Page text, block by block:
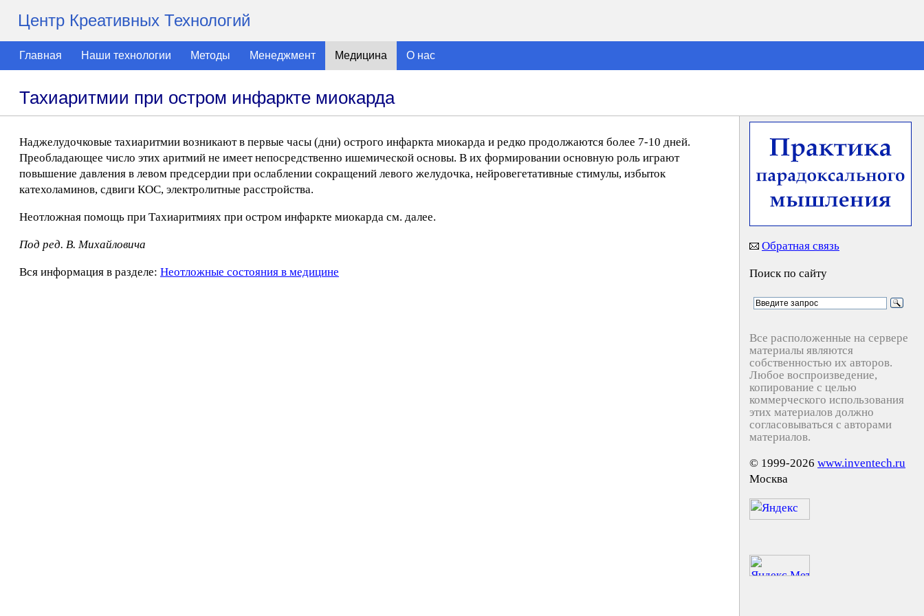
Центр Креативных Технологий
Главная Наши технологии Методы Менеджмент Медицина О нас
Тахиаритмии при остром инфаркте миокарда
Наджелудочковые тахиаритмии возникают в первые часы (дни) острого инфаркта миокарда и редко продолжаются более 7-10 дней.
Преобладающее число этих аритмий не имеет непосредственно ишемической основы. В их формировании основную роль играют
повышение давления в левом предсердии при ослаблении сокращений левого желудочка, нейровегетативные стимулы, избыток
катехоламинов, сдвиги КОС, электролитные расстройства.
Неотложная помощь при Тахиаритмиях при остром инфаркте миокарда см. далее.
Под ред. В. Михайловича
Вся информация в разделе: Неотложные состояния в медицине
Обратная связь
Поиск по сайту
Все расположенные на сервере
материалы являются
собственностью их авторов.
Любое воспроизведение,
копирование с целью
коммерческого использования
этих материалов должно
согласовываться с авторами
материалов.
© 1999-2026 www.inventech.ru
Москва